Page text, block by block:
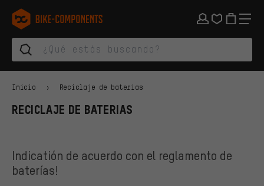
Saltar a la navegación principal
Saltar a la navegación de categorías
Saltar al contenido
Saltar a marcas y al boletín
Saltar al pie de página
bike-components.de Página de inicio
Inicio Reciclaje de baterias
RECICLAJE DE BATERIAS
Indicatión de acuerdo con el reglamento de
baterías!